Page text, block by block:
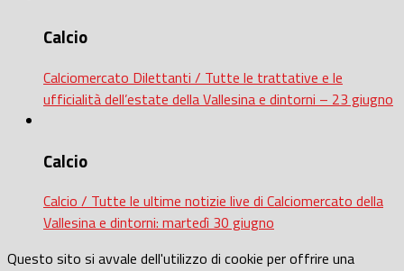
Calcio
Calciomercato Dilettanti / Tutte le trattative e le
ufficialità dell’estate della Vallesina e dintorni – 23 giugno
Calcio
Calcio / Tutte le ultime notizie live di Calciomercato della
Vallesina e dintorni: martedì 30 giugno
Questo sito si avvale dell'utilizzo di cookie per offrire una